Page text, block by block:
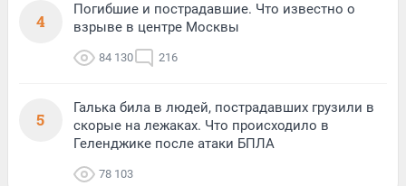
4
Погибшие и пострадавшие. Что известно о
взрыве в центре Москвы
84 130 216
5
Галька била в людей, пострадавших грузили в
скорые на лежаках. Что происходило в
Геленджике после атаки БПЛА
78 103